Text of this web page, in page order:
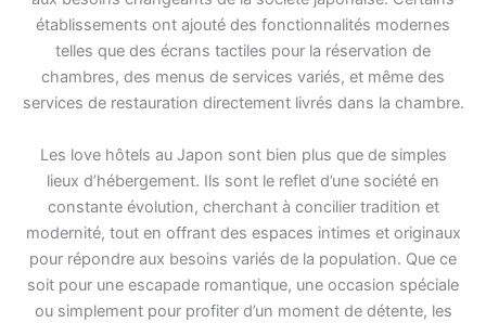
établissements ont ajouté des fonctionnalités modernes
telles que des écrans tactiles pour la réservation de
chambres, des menus de services variés, et même des
services de restauration directement livrés dans la chambre.
Les love hôtels au Japon sont bien plus que de simples
lieux d’hébergement. Ils sont le reflet d’une société en
constante évolution, cherchant à concilier tradition et
modernité, tout en offrant des espaces intimes et originaux
pour répondre aux besoins variés de la population. Que ce
soit pour une escapade romantique, une occasion spéciale
ou simplement pour profiter d’un moment de détente, les